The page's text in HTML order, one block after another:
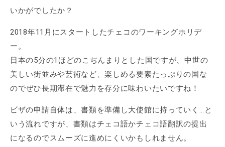
いかがでしたか？
2018年11月にスタートしたチェコのワーキングホリデ
ー。
日本の5分の1ほどのこぢんまりとした国ですが、中世の
美しい街並みや芸術など、楽しめる要素たっぷりの国な
のでぜひ長期滞在で魅力を存分に味わいたいですね！
ビザの申請自体は、書類を準備し大使館に持っていく…と
いう流れですが、書類はチェコ語かチェコ語翻訳の提出
になるのでスムーズに進めにくいかもしれません。